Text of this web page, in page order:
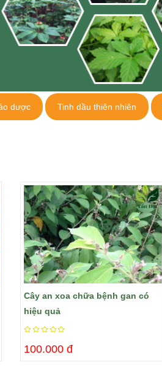
dược Tinh dầu thiên nhiên
Cây an xoa chữa bệnh gan có
hiệu quả
100.000 đ